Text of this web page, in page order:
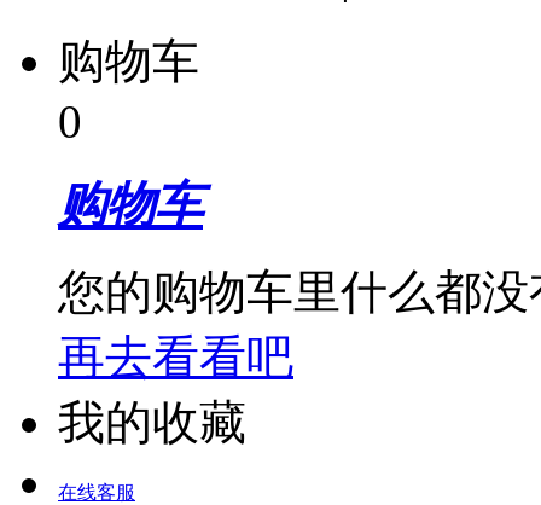
购物车
0
购物车
您的购物车里什么都没
再去看看吧
我的收藏
在线客服